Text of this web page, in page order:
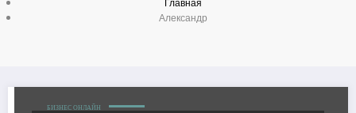
Александр
БИЗНЕС ОНЛАЙН